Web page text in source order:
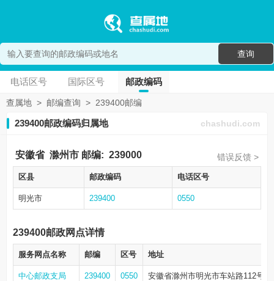
查询
电话区号 国际区号 邮政编码
查属地 > 邮编查询 > 239400邮编
239400邮政编码归属地 chashudi.com
安徽省 滁州市 邮编: 239000 错误反馈 >
区县 邮政编码 电话区号
明光市 239400 0550
239400邮政网点详情
服务网点名称 邮编 区号 地址
中心邮政支局 239400 0550 安徽省滁州市明光市车站路112号